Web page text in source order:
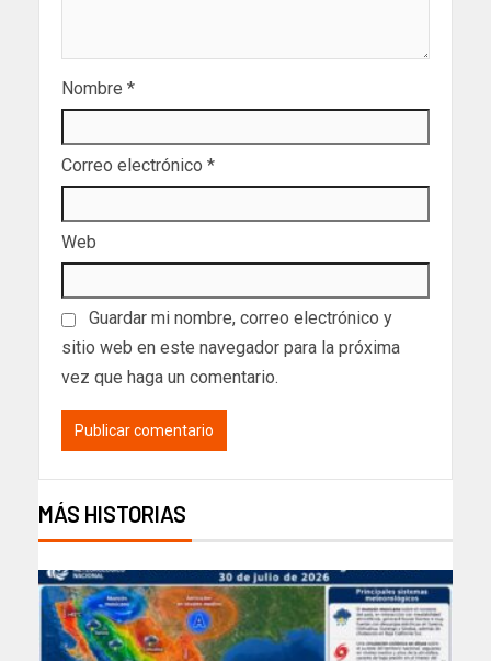
Nombre *
Correo electrónico *
Web
Guardar mi nombre, correo electrónico y
sitio web en este navegador para la próxima
vez que haga un comentario.
MÁS HISTORIAS